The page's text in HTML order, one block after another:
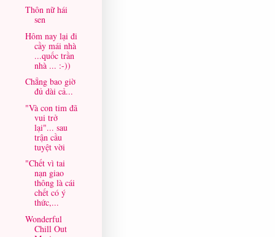
Thôn nữ hái
sen
Hôm nay lại đi
cầy mái nhà
...quốc trần
nhà ... :-))
Chẳng bao giờ
đủ dài cả...
"Và con tim đã
vui trở
lại"... sau
trận cầu
tuyệt vời
"Chết vì tai
nạn giao
thông là cái
chết có ý
thức,...
Wonderful
Chill Out